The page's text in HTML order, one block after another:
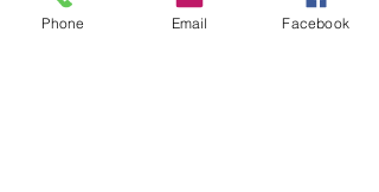
Phone Email Facebook